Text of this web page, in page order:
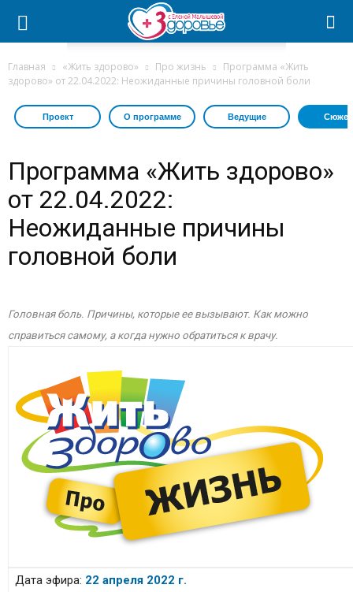
Главная «Жить здорово» Про жизнь
Программа «Жить
здорово» от 22.04.2022: Неожиданные причины головной боли
Проект О программе Ведущие
Программа «Жить здорово»
от 22.04.2022:
Неожиданные причины
головной боли
Головная боль. Причины, которые ее вызывают. Как можно
справиться самому, а когда нужно обратиться к врачу.
Дата эфира: 22 апреля 2022 г.